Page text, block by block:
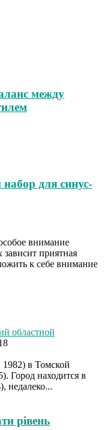
между
для синус-
внимание
приятная
к себе внимание
областной
в Томской
Город находится в
недалеко...
рівень